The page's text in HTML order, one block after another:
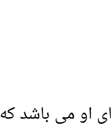
او می باشد که